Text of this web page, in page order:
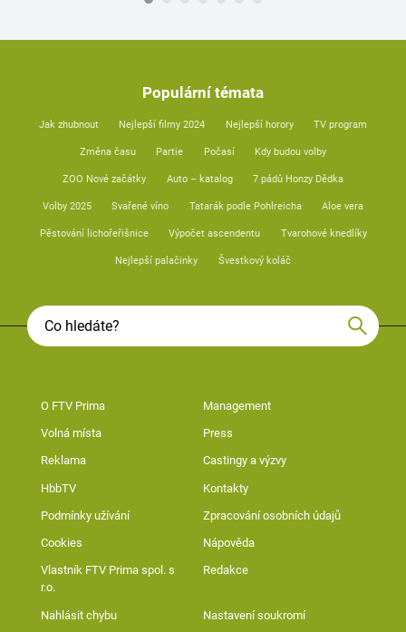
Populární témata
Jak zhubnout Nejlepší filmy 2024 Nejlepší horory TV program
Změna času Partie Počasí Kdy budou volby
ZOO Nové začátky Auto – katalog 7 pádů Honzy Dědka
Volby 2025 Svařené víno Tatarák podle Pohlreicha Aloe vera
Pěstování lichořeřišnice Výpočet ascendentu Tvarohové knedlíky
Nejlepší palačinky Švestkový koláč
O FTV Prima Management
Volná místa Press
Reklama Castingy a výzvy
HbbTV Kontakty
Podmínky užívání Zpracování osobních údajů
Cookies Nápověda
Vlastník FTV Prima spol. s
r.o.
Redakce
Nahlásit chybu Nastavení soukromí